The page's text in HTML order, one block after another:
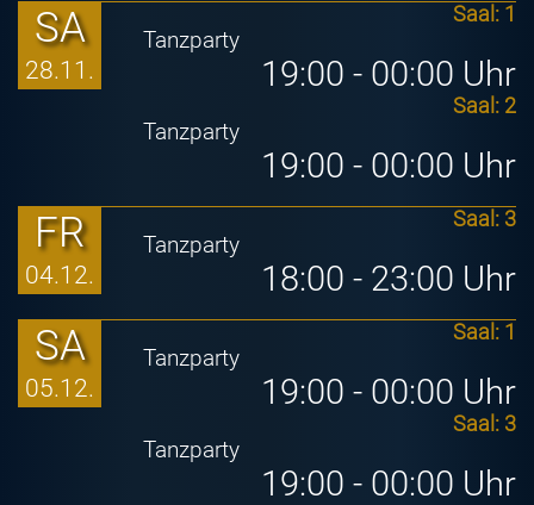
SA
28.11.
Saal: 1
Tanzparty
19:00 - 00:00 Uhr
Saal: 2
Tanzparty
19:00 - 00:00 Uhr
FR
04.12.
Saal: 3
Tanzparty
18:00 - 23:00 Uhr
SA
05.12.
Saal: 1
Tanzparty
19:00 - 00:00 Uhr
Saal: 3
Tanzparty
19:00 - 00:00 Uhr